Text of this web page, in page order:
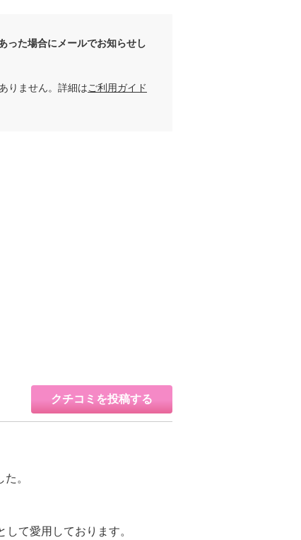
った場合にメールでお知らせし
りません。詳細はご利用ガイド
クチコミを投稿する
。
て愛用しております。